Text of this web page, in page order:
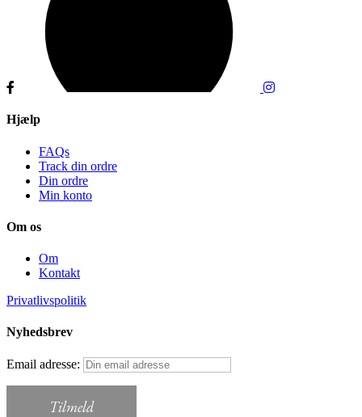
Hjælp
FAQs
Track din ordre
Din ordre
Min konto
Om os
Om
Kontakt
Privatlivspolitik
Nyhedsbrev
Email adresse: